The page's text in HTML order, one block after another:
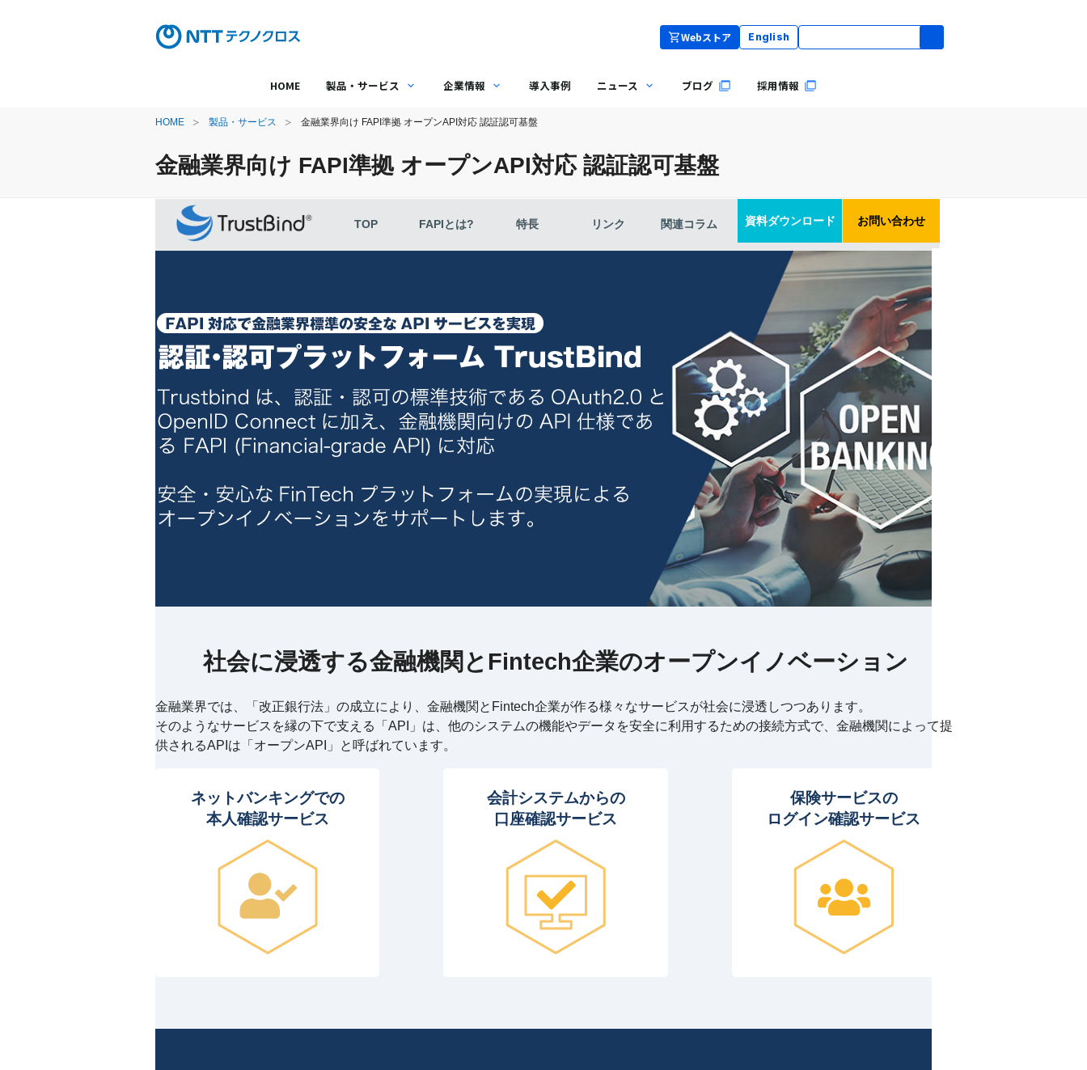
Webストア English
HOME 製品・サービス 企業情報 導入事例 ニュース ブログ 採用情報
HOME 製品・サービス 金融業界向け FAPI準拠 オープンAPI対応 認証認可基盤
金融業界向け FAPI準拠 オープンAPI対応 認証認可基盤
TOP FAPIとは? 特長 リンク 関連コラム 資料ダウンロード お問い合わせ
社会に浸透する金融機関と Fintech企業のオープンイノベーション
金融業界では、「改正銀行法」の成立により、金融機関とFintech企業が作る様々なサービスが社会に浸透しつつあります。
そのようなサービスを縁の下で支える「API」は、他のシステムの機能やデータを安全に利用するための接続方式で、金融機関によって提
供されるAPIは「オープンAPI」と呼ばれています。
ネットバンキングでの
本人確認サービス
会計システムからの
口座確認サービス
保険サービスの
ログイン確認サービス